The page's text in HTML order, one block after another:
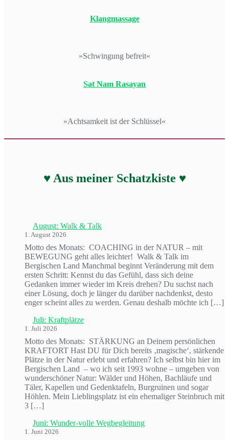
Klangmassage
»Schwingung befreit«
Sat Nam Rasayan
»Achtsamkeit ist der Schlüssel«
♥ Aus meiner Schatzkiste ♥
August: Walk & Talk
1. August 2026
Motto des Monats: COACHING in der NATUR – mit
BEWEGUNG geht alles leichter! Walk & Talk im
Bergischen Land Manchmal beginnt Veränderung mit dem
ersten Schritt: Kennst du das Gefühl, dass sich deine
Gedanken immer wieder im Kreis drehen? Du suchst nach
einer Lösung, doch je länger du darüber nachdenkst, desto
enger scheint alles zu werden. Genau deshalb möchte ich […]
Juli: Kraftplätze
1. Juli 2026
Motto des Monats: STÄRKUNG an Deinem persönlichen
KRAFTORT Hast DU für Dich bereits ‚magische‘, stärkende
Plätze in der Natur erlebt und erfahren? Ich selbst bin hier im
Bergischen Land – wo ich seit 1993 wohne – umgeben von
wunderschöner Natur: Wälder und Höhen, Bachläufe und
Täler, Kapellen und Gedenktafeln, Burgruinen und sogar
Höhlen. Mein Lieblingsplatz ist ein ehemaliger Steinbruch mit
3 […]
Juni: Wunder-volle Wegbegleitung
1. Juni 2026